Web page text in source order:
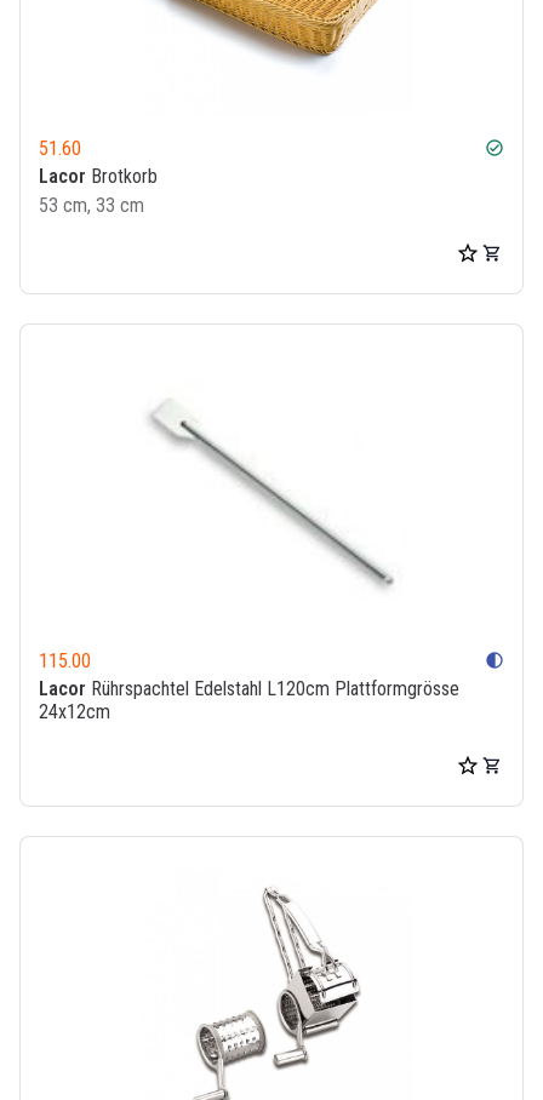
51.60 check_circle
Lacor Brotkorb
53 cm, 33 cm
115.00 contrast
Lacor Rührspachtel Edelstahl L120cm Plattformgrösse
24x12cm